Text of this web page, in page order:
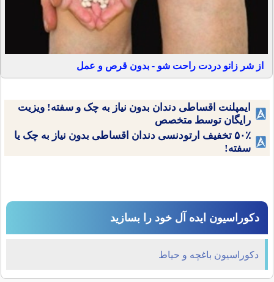
از شر زانو دردت راحت شو - بدون قرص و عمل
ایمپلنت اقساطی دندان بدون نیاز به چک و سفته! ویزیت
رایگان توسط متخصص
۵۰٪ تخفیف ارتودنسی دندان اقساطی بدون نیاز به چک یا
سفته!
دکوراسیون ایده آل خود را بسازید
دکوراسیون باغچه و حیاط